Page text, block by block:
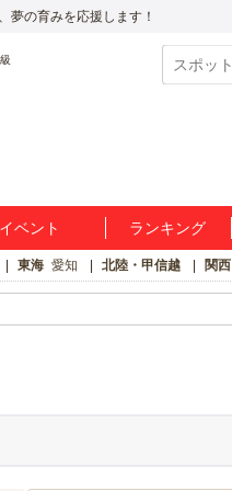
夢の育みを応援します！
ベント ランキング
東海 愛知 北陸・甲信越 関西